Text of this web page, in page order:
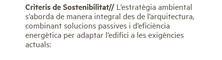
Criteris de Sostenibilitat// L’estratègia ambiental
s’aborda de manera integral des de l’arquitectura,
combinant solucions passives i d’eficiència
energètica per adaptar l’edifici a les exigències
actuals: